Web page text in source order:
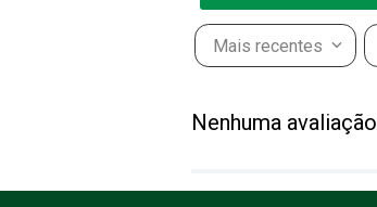
Mais recentes
Nenhuma avaliação